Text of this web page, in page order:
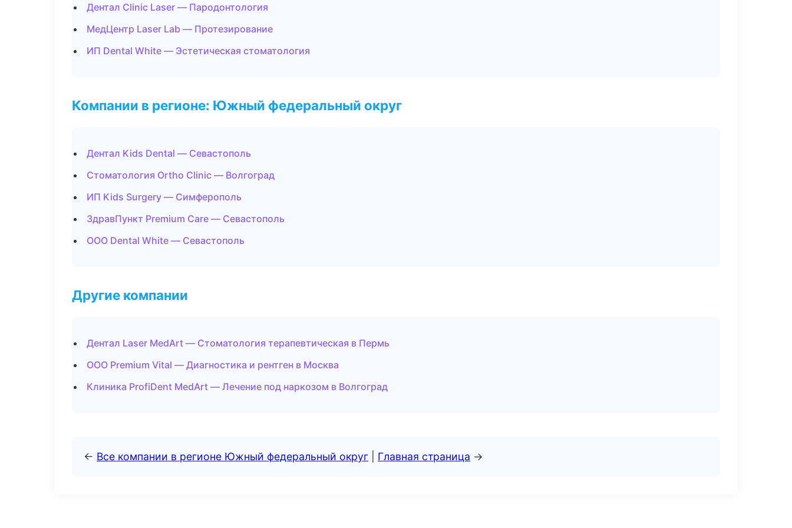
Дентал Clinic Laser — Пародонтология
МедЦентр Laser Lab — Протезирование
ИП Dental White — Эстетическая стоматология
Компании в регионе: Южный федеральный округ
Дентал Kids Dental — Севастополь
Стоматология Ortho Clinic — Волгоград
ИП Kids Surgery — Симферополь
ЗдравПункт Premium Care — Севастополь
ООО Dental White — Севастополь
Другие компании
Дентал Laser MedArt — Стоматология терапевтическая в Пермь
ООО Premium Vital — Диагностика и рентген в Москва
Клиника ProfiDent MedArt — Лечение под наркозом в Волгоград
← Все компании в регионе Южный федеральный округ Главная страница →